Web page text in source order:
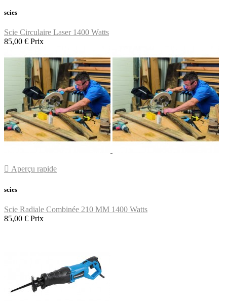
scies
Scie Circulaire Laser 1400 Watts
85,00 € Prix
 Aperçu rapide
scies
Scie Radiale Combinée 210 MM 1400 Watts
85,00 € Prix